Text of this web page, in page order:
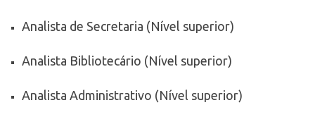
Analista de Secretaria (Nível superior)
Analista Bibliotecário (Nível superior)
Analista Administrativo (Nível superior)